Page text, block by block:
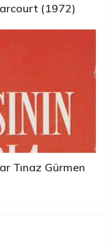
(1972)
Tınaz Gürmen